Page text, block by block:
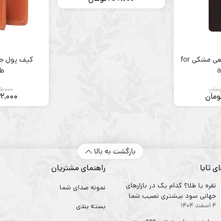
کیف کتی چرم طبیعی مشکی for
اصلی
قیمت
کیف پول
قیمت
اصلی
بود.
قیمت
بازگشت به بالا
تابا
نقره یا طلا؟ کدام یک در بازارهای
جهانی سود بیشتری نصیب شما
می‌کند؟
4 اسفند 1404
راهنمای مشتریان
نمونه صدای شما
بسته بندی